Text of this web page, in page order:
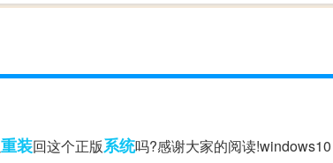
重装回这个正版系统吗?感谢大家的阅读